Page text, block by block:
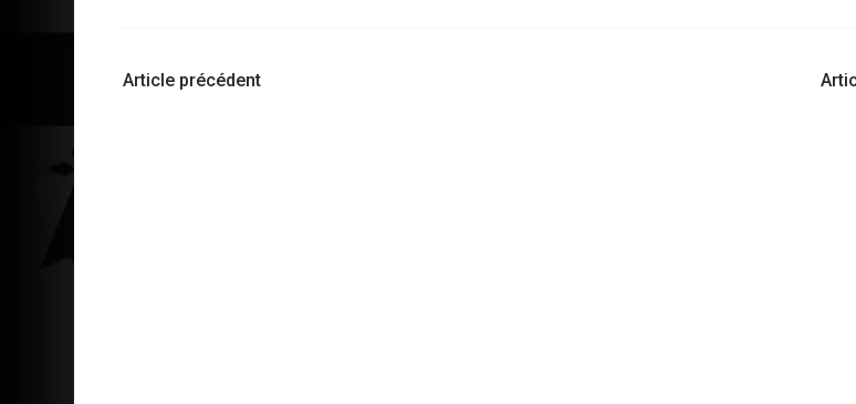
Navigation
Article précédent